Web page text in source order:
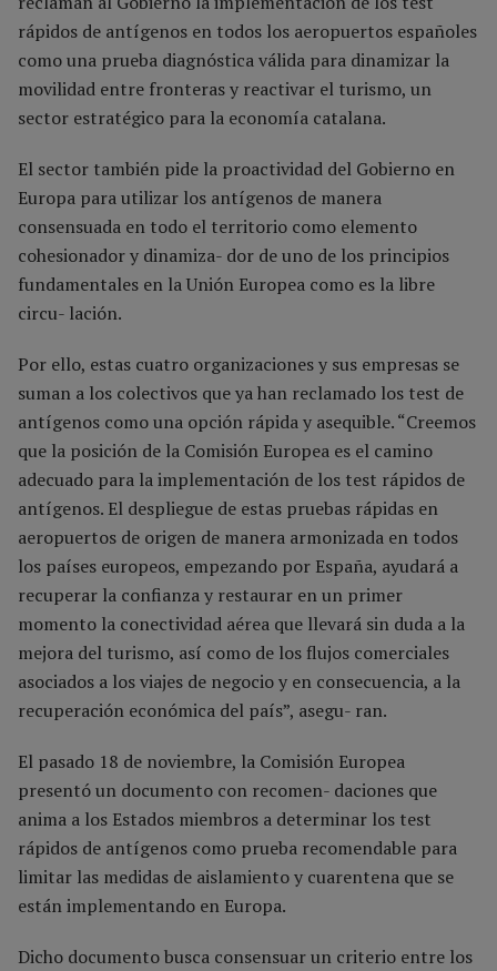
rápidos de antígenos en todos los aeropuertos españoles
como una prueba diagnóstica válida para dinamizar la
movilidad entre fronteras y reactivar el turismo, un
sector estratégico para la economía catalana.
El sector también pide la proactividad del Gobierno en
Europa para utilizar los antígenos de manera
consensuada en todo el territorio como elemento
cohesionador y dinamiza- dor de uno de los principios
fundamentales en la Unión Europea como es la libre
circu- lación.
Por ello, estas cuatro organizaciones y sus empresas se
suman a los colectivos que ya han reclamado los test de
antígenos como una opción rápida y asequible. “Creemos
que la posición de la Comisión Europea es el camino
adecuado para la implementación de los test rápidos de
antígenos. El despliegue de estas pruebas rápidas en
aeropuertos de origen de manera armonizada en todos
los países europeos, empezando por España, ayudará a
recuperar la confianza y restaurar en un primer
momento la conectividad aérea que llevará sin duda a la
mejora del turismo, así como de los flujos comerciales
asociados a los viajes de negocio y en consecuencia, a la
recuperación económica del país”, asegu- ran.
El pasado 18 de noviembre, la Comisión Europea
presentó un documento con recomen- daciones que
anima a los Estados miembros a determinar los test
rápidos de antígenos como prueba recomendable para
limitar las medidas de aislamiento y cuarentena que se
están implementando en Europa.
Dicho documento busca consensuar un criterio entre los